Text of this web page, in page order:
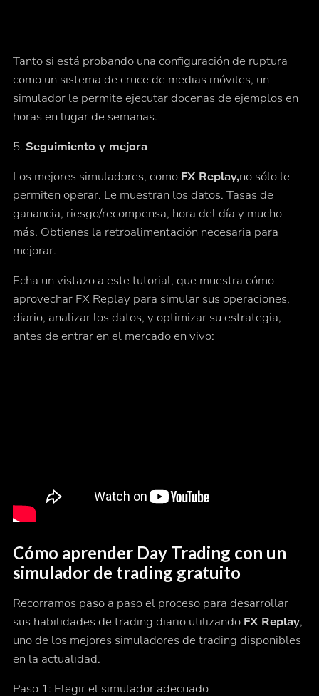
Tanto si está probando una configuración de ruptura
como un sistema de cruce de medias móviles, un
simulador le permite ejecutar docenas de ejemplos en
horas en lugar de semanas.
5. Seguimiento y mejora
Los mejores simuladores, como FX Replay,no sólo le
permiten operar. Le muestran los datos. Tasas de
ganancia, riesgo/recompensa, hora del día y mucho
más. Obtienes la retroalimentación necesaria para
mejorar.
Echa un vistazo a este tutorial, que muestra cómo
aprovechar FX Replay para simular sus operaciones,
diario, analizar los datos, y optimizar su estrategia,
antes de entrar en el mercado en vivo:
Cómo aprender Day Trading con un
simulador de trading gratuito
Recorramos paso a paso el proceso para desarrollar
sus habilidades de trading diario utilizando FX Replay,
uno de los mejores simuladores de trading disponibles
en la actualidad.
Paso 1: Elegir el simulador adecuado